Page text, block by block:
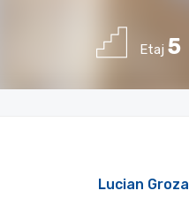
Etaj 5
Lucian Groza